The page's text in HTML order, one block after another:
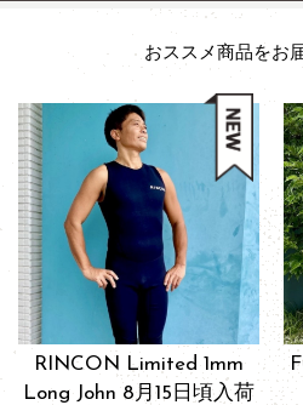
おススメ商品をお
RINCON Limited 1mm
Long John 8月15日頃入荷